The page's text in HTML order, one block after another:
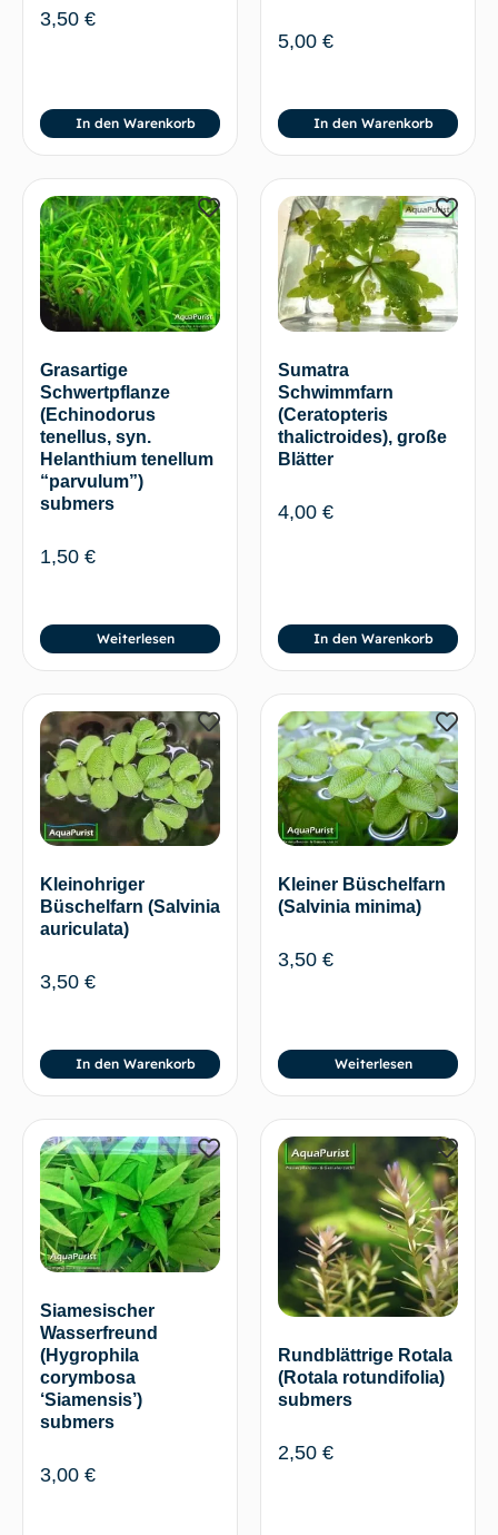
3,50 €
In den Warenkorb
5,00 €
In den Warenkorb
Grasartige
Schwertpflanze
(Echinodorus
tenellus, syn.
Helanthium tenellum
“parvulum”)
submers
1,50 €
Weiterlesen
Sumatra
Schwimmfarn
(Ceratopteris
thalictroides), große
Blätter
4,00 €
In den Warenkorb
Kleinohriger
Büschelfarn (Salvinia
auriculata)
3,50 €
In den Warenkorb
Kleiner Büschelfarn
(Salvinia minima)
3,50 €
Weiterlesen
Siamesischer
Wasserfreund
(Hygrophila
corymbosa
‘Siamensis’)
submers
3,00 €
Rundblättrige Rotala
(Rotala rotundifolia)
submers
2,50 €